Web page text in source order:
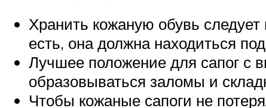
Хранить кожаную обувь
есть, она должна находиться
Лучшее положение для сапог с
образовываться заломы и
Чтобы кожаные сапоги не